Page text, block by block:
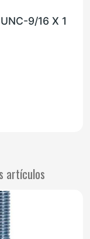
9/16 X 1
artículos